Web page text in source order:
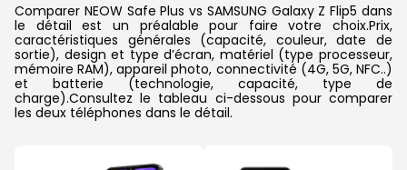
Comparer NEOW Safe Plus vs SAMSUNG Galaxy Z Flip5 dans
le détail est un préalable pour faire votre choix.Prix,
caractéristiques générales (capacité, couleur, date de
sortie), design et type d’écran, matériel (type processeur,
mémoire RAM), appareil photo, connectivité (4G, 5G, NFC..)
et batterie (technologie, capacité, type de
charge).Consultez le tableau ci-dessous pour comparer
les deux téléphones dans le détail.